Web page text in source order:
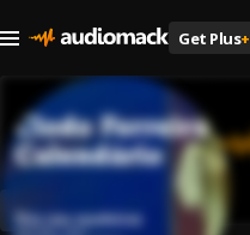
Get Plus+